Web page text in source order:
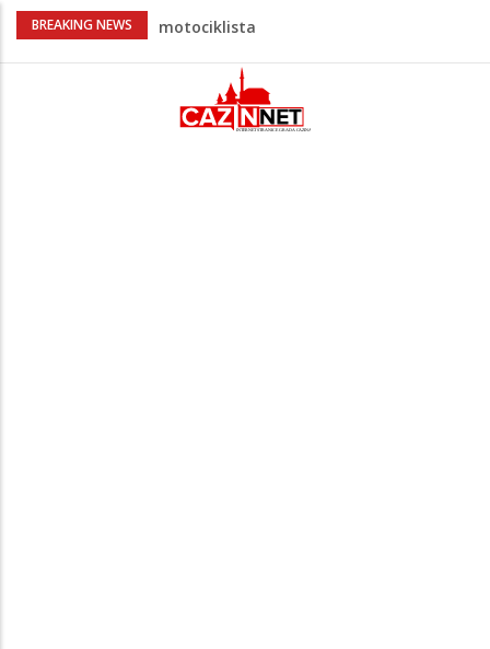
BREAKING NEWS
Na Ahiret preselio HALILOVIĆ (Smajil)
Sutra dženaza Hamdiji Šahinoviću iz
Bosanske Krupe, kojeg je usmrtila
supruga